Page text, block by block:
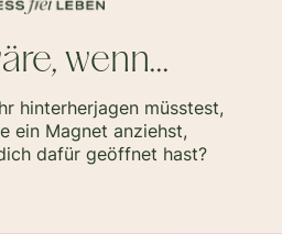
wenn...
hinterherjagen müsstest,
ein Magnet anziehst,
dafür geöffnet hast?